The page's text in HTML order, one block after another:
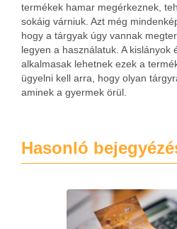
termékek hamar megérkeznek,
sokáig várniuk. Azt még
hogy a tárgyak úgy vannak
legyen a használatuk. A kislányok
alkalmasak lehetnek ezek a
ügyelni kell arra, hogy olyan
aminek a gyermek örül.
Hasonló